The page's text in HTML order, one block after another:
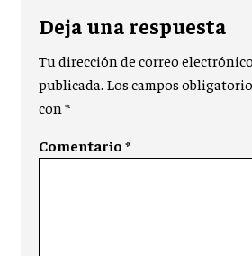
Deja una respuesta
Tu dirección de correo
publicada. Los campos
con*
Comentario*